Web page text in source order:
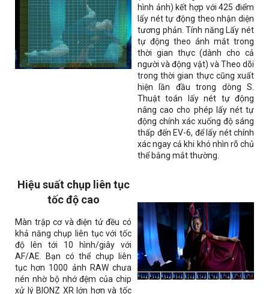
hình ảnh) kết hợp với 425 điểm
lấy nét tự động theo nhận diện
tương phản. Tính năng Lấy nét
tự động theo ánh mắt trong
thời gian thực (dành cho cả
người và động vật) và Theo dõi
trong thời gian thực cũng xuất
hiện lần đầu trong dòng S.
Thuật toán lấy nét tự động
nâng cao cho phép lấy nét tự
động chính xác xuống độ sáng
thấp đến EV-6, để lấy nét chính
xác ngay cả khi khó nhìn rõ chủ
thể bằng mắt thường.
Hiệu suất chụp liên tục
tốc độ cao
Màn trập cơ và điện tử đều có
khả năng chụp liên tục với tốc
độ lên tới 10 hình/giây với
AF/AE. Bạn có thể chụp liên
tục hơn 1000 ảnh RAW chưa
nén nhờ bộ nhớ đệm của chip
xử lý BIONZ XR lớn hơn và tốc